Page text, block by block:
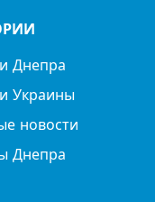
Днепра
Украины
новости
Днепра